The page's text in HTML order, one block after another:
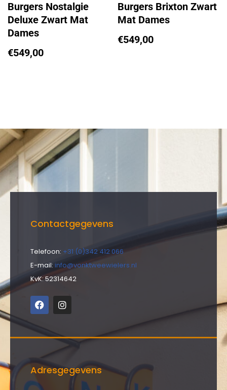
Burgers Nostalgie
Deluxe Zwart Mat
Dames
€549,00
Burgers Brixton Zwart
Mat Dames
€549,00
Contactgegevens
Telefoon: +31 (0)342 412 066
E-mail: info@vonktweewielers.nl
KvK: 52314642
Adresgegevens